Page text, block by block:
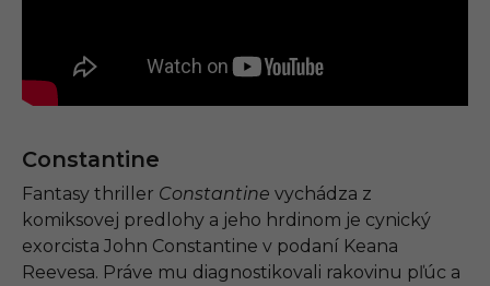
Constantine
Fantasy thriller Constantine vychádza z
komiksovej predlohy a jeho hrdinom je cynický
exorcista John Constantine v podaní Keana
Reevesa. Práve mu diagnostikovali rakovinu pľúc a